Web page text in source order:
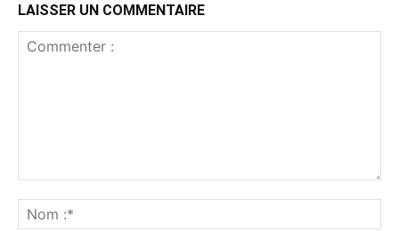
LAISSER UN COMMENTAIRE